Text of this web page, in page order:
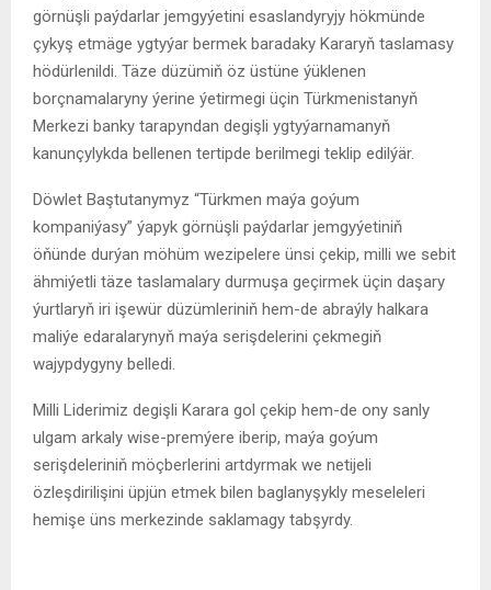
görnüşli paýdarlar jemgyýetini esaslandyryjy hökmünde
çykyş etmäge ygtyýar bermek baradaky Kararyň taslamasy
hödürlenildi. Täze düzümiň öz üstüne ýüklenen
borçnamalaryny ýerine ýetirmegi üçin Türkmenistanyň
Merkezi banky tarapyndan degişli ygtyýarnamanyň
kanunçylykda bellenen tertipde berilmegi teklip edilýär.
Döwlet Baştutanymyz “Türkmen maýa goýum
kompaniýasy” ýapyk görnüşli paýdarlar jemgyýetiniň
öňünde durýan möhüm wezipelere ünsi çekip, milli we sebit
ähmiýetli täze taslamalary durmuşa geçirmek üçin daşary
ýurtlaryň iri işewür düzümleriniň hem-de abraýly halkara
maliýe edaralarynyň maýa serişdelerini çekmegiň
wajypdygyny belledi.
Milli Liderimiz degişli Karara gol çekip hem-de ony sanly
ulgam arkaly wise-premýere iberip, maýa goýum
serişdeleriniň möçberlerini artdyrmak we netijeli
özleşdirilişini üpjün etmek bilen baglanyşykly meseleleri
hemişe üns merkezinde saklamagy tabşyrdy.